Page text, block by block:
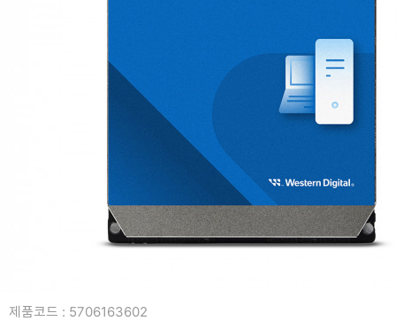
복합기/프린터/사무기기
마우스
제품코드 : 5706163602